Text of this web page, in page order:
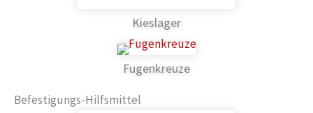
Kieslager
Fugenkreuze
Befestigungs-Hilfsmittel